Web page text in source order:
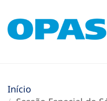
Início